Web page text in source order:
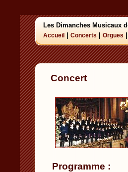
Les Dimanches Musicaux
Accueil Concerts Orgues
Concert
Programme :